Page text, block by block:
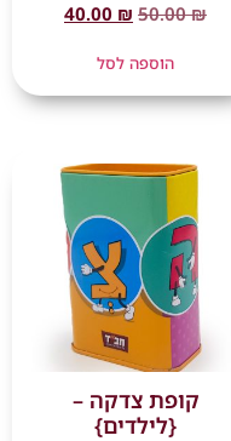
50.00₪
40.00 ₪
הוספה לסל
קופת צדקה –
{לילדים}